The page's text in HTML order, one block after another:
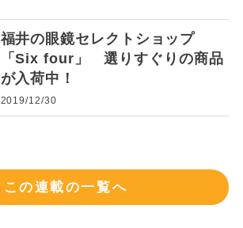
福井の眼鏡セレクトショップ
「Six four」 選りすぐりの商品
が入荷中！
2019/12/30
この連載の一覧へ